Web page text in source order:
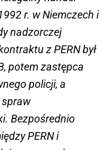
r. w Niemczech i
nadzorczej
z PERN był
potem zastępca
policji, a
Bezpośrednio
PERN i